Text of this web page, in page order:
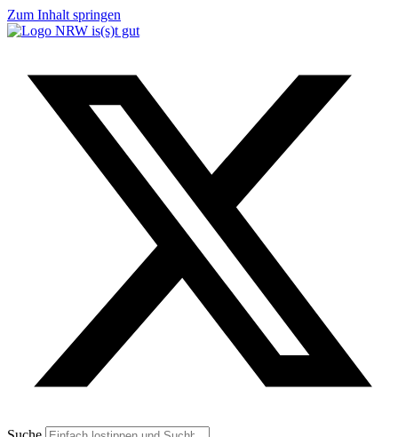
Zum Inhalt springen